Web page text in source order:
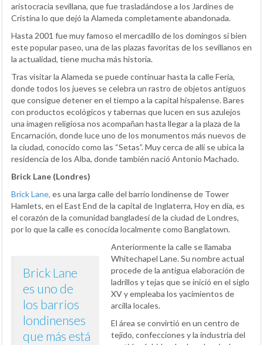
aristocracia sevillana, que fue trasladándose a los Jardines de
Cristina lo que dejó la Alameda completamente abandonada.
Hasta 2001 fue muy famoso el mercadillo de los domingos si bien
este popular paseo, una de las plazas favoritas de los sevillanos en
la actualidad, tiene mucha más historia.
Tras visitar la Alameda se puede continuar hasta la calle Feria,
donde todos los jueves se celebra un rastro de objetos antiguos
que consigue detener en el tiempo a la capital hispalense. Bares
con productos ecológicos y tabernas que lucen en sus azulejos
una imagen religiosa nos acompañan hasta llegar a la plaza de la
Encarnación, donde luce uno de los monumentos más nuevos de
la ciudad, conocido como las “Setas”. Muy cerca de allí se ubica la
residencia de los Alba, donde también nació Antonio Machado.
Brick Lane (Londres)
Brick Lane, es una larga calle del barrio londinense de Tower
Hamlets, en el East End de la capital de Inglaterra, Hoy en día, es
el corazón de la comunidad bangladesí de la ciudad de Londres,
por lo que la calle es conocida localmente como Banglatown.
Brick Lane
es uno de
los barrios
londinenses
que más está
Anteriormente la calle se llamaba
Whitechapel Lane. Su nombre actual
procede de la antigua elaboración de
ladrillos y tejas que se inició en el siglo
XV y empleaba los yacimientos de
arcilla locales.
El área se convirtió en un centro de
tejido, confecciones y la industria del